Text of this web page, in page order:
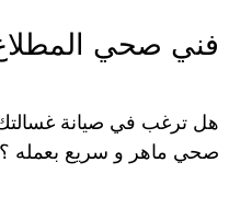
فني صحي
هل ترغب في صيانة غسالتك
صحي ماهر و سريع بعمله ؟